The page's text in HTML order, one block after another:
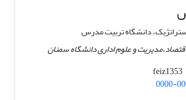
دانشگاه تربیت مدرس
و علوم اداری دانشگاه سمنان
0000-